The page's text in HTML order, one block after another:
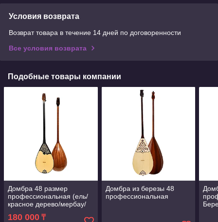
Условия возврата
Возврат товара в течение 14 дней по договоренности
Все условия возврата
Подобные товары компании
Домбра 48 размер
профессиональная (ель/
красное дерево/мербау/
180 000 ₸
Домбра из березы 48
профессиональная